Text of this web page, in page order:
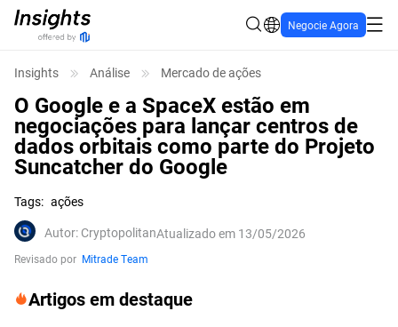
Negocie Agora
Insights Análise Mercado de ações
O Google e a SpaceX estão em
negociações para lançar centros de
dados orbitais como parte do Projeto
Suncatcher do Google
Tags: ações
Autor: CryptopolitanAtualizado em 13/05/2026
Revisado por Mitrade Team
Artigos em destaque